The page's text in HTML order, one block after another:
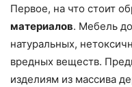
Первое, на что стоит
материалов. Мебель
натуральных,
вредных веществ.
изделиям из массива